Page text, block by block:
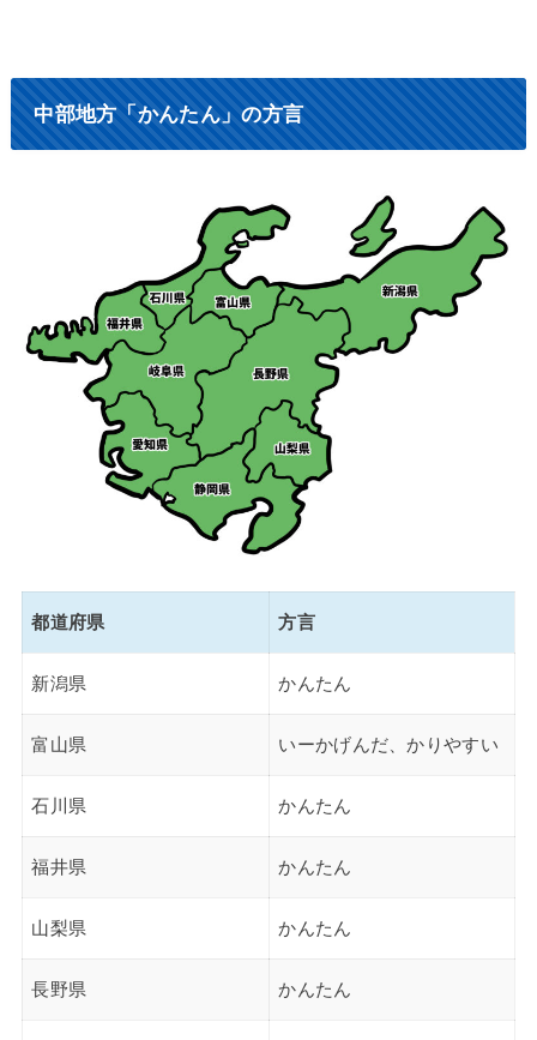
中部地方「かんたん」の方言
都道府県 方言
新潟県 かんたん
富山県 いーかげんだ、かりやすい
石川県 かんたん
福井県 かんたん
山梨県 かんたん
長野県 かんたん